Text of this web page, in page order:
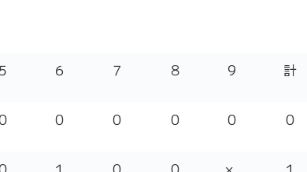
５ ６ ７ ８ ９ 計
０ ０ ０ ０ ０